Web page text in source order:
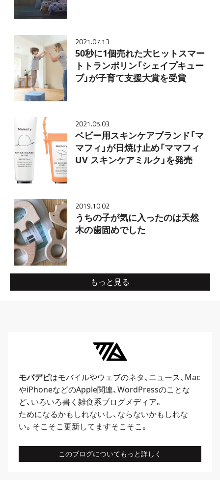
2021.07.13
50秒に1個売れた大ヒットスマー
トトランポリン「シェイプキュー
ブ」が子育て支援大賞を受賞
2021.05.03
ベビー用スキンケアブランド「マ
マフィ」が日焼け止め「ママフィ
UV スキンケアミルク」を発売
2019.10.02
うちの子が気に入ったのは天然
木の歯固めでした
もっと見る
モバデビはモバイルやウェブのネタ、 ニュース、 Mac
やiPhoneなどのApple関連、WordPressのことな
ど、いろいろ書く雑食系ブログメディア。
ためになるかもしれないし、ならないかもしれな
い。そこそこ更新してますそこそこ。
このブログについてもっと詳しく